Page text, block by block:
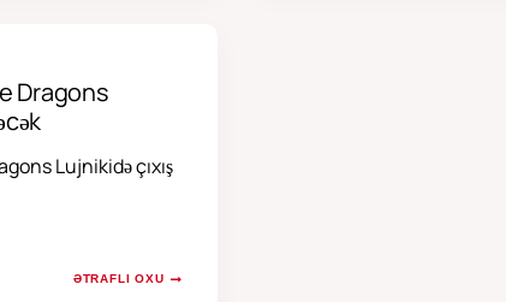
Dragons
Lujnikidə çıxış
ƏTRAFLI OXU